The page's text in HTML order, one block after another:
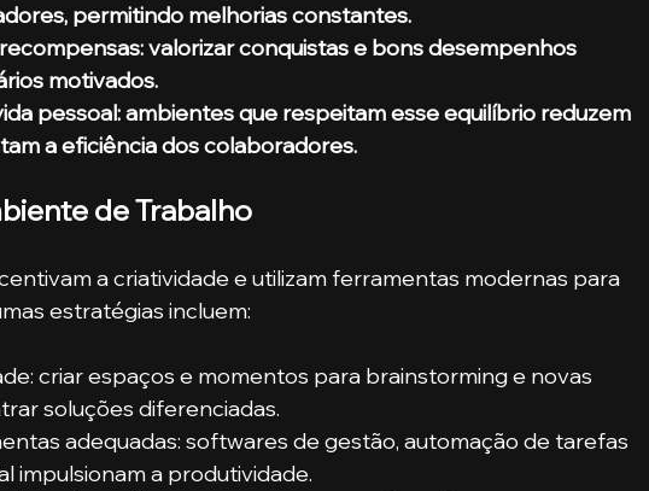
permitindo melhorias constantes.
valorizar conquistas e bons desempenhos
motivados.
pessoal: ambientes que respeitam esse equilíbrio reduzem
a eficiência dos colaboradores.
de Trabalho
a criatividade e utilizam ferramentas modernas para
estratégias incluem:
criar espaços e momentos para brainstorming e novas
soluções diferenciadas.
adequadas: softwares de gestão, automação de tarefas
impulsionam a produtividade.